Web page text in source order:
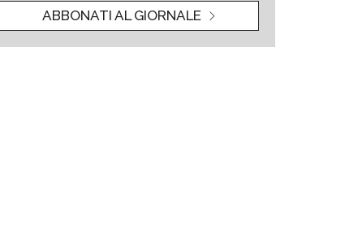
ABBONATI AL GIORNALE